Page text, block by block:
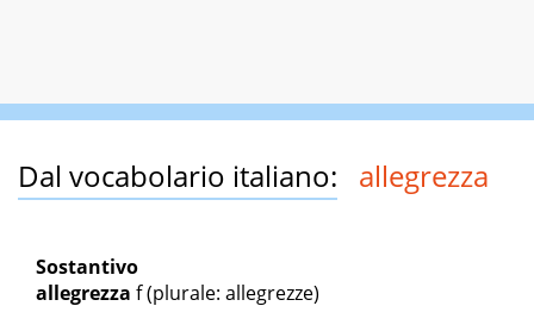
Dal vocabolario italiano: allegrezza
Sostantivo
allegrezza f(plurale: allegrezze)